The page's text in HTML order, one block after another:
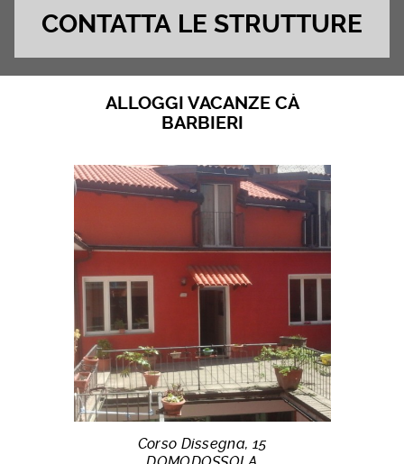
CONTATTA LE STRUTTURE
ALLOGGI VACANZE CÀ
BARBIERI
Corso Dissegna, 15